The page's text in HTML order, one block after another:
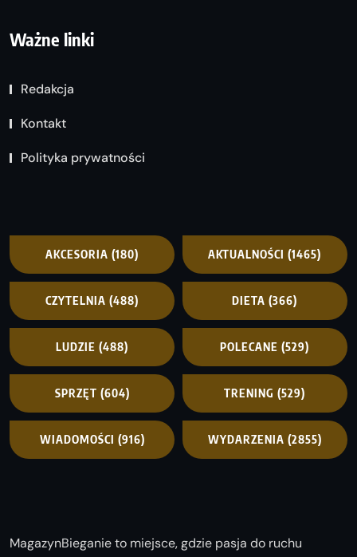
Ważne linki
Redakcja
Kontakt
Polityka prywatności
AKCESORIA (180) AKTUALNOŚCI (1465)
CZYTELNIA (488) DIETA (366)
LUDZIE (488) POLECANE (529)
SPRZĘT (604) TRENING (529)
WIADOMOŚCI (916) WYDARZENIA (2855)
MagazynBieganie to miejsce, gdzie pasja do ruchu